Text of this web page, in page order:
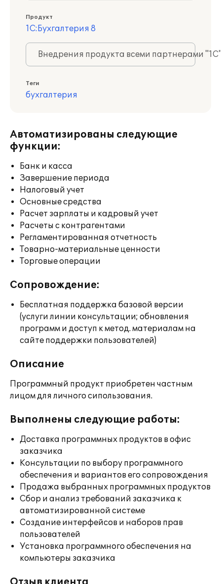
Продукт
1С:Бухгалтерия 8
Внедрения продукта всеми партнерами
Теги
бухгалтерия
Автоматизированы следующие
функции:
Банк и касса
Завершение периода
Налоговый учет
Основные средства
Расчет зарплаты и кадровый учет
Расчеты с контрагентами
Регламентированная отчетность
Товарно-материальные ценности
Торговые операции
Сопровождение:
Бесплатная поддержка базовой версии
(услуги линии консультации; обновления
программ и доступ к метод. материалам на
сайте поддержки пользователей)
Описание
Программный продукт приобретен частным
лицом для личного сипользования.
Выполнены следующие работы:
Доставка программных продуктов в офис
заказчика
Консультации по выбору программного
обеспечения и вариантов его сопровождения
Продажа выбранных программных продуктов
Сбор и анализ требований заказчика к
автоматизированной системе
Создание интерфейсов и наборов прав
пользователей
Установка программного обеспечения на
компьютеры заказчика